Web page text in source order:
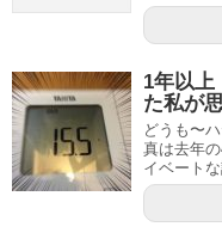
1年以上
た私が
どうも〜
真は去年
イベート